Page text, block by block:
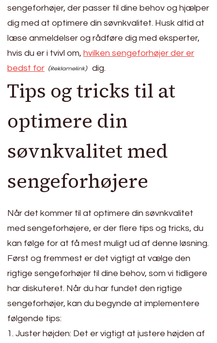
sengeforhøjer, der passer til dine behov og hjælper
dig med at optimere din søvnkvalitet. Husk altid at
læse anmeldelser og rådføre dig med eksperter,
hvis du er i tvivl om, hvilken sengeforhøjer der er
bedst for
dig.
Tips og tricks til at
optimere din
søvnkvalitet med
sengeforhøjere
Når det kommer til at optimere din søvnkvalitet
med sengeforhøjere, er der flere tips og tricks, du
kan følge for at få mest muligt ud af denne løsning.
Først og fremmest er det vigtigt at vælge den
rigtige sengeforhøjer til dine behov, som vi tidligere
har diskuteret. Når du har fundet den rigtige
sengeforhøjer, kan du begynde at implementere
følgende tips:
1. Juster højden: Det er vigtigt at justere højden af